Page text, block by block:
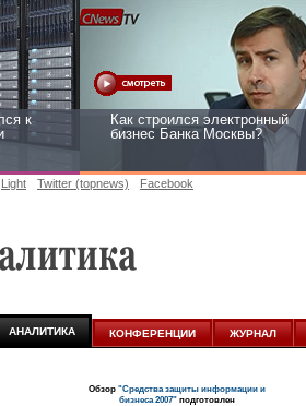
к
Как строился электронный
бизнес Банка Москвы?
Light Twitter (topnews) Facebook
АНАЛИТИКА КОНФЕРЕНЦИИ ЖУРНАЛ
Обзор "Средства защиты информации и
бизнеса 2007"подготовлен